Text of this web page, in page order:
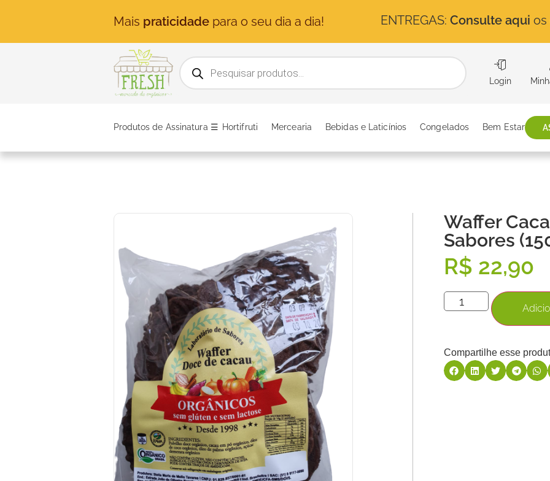
Mais praticidadepara o seu dia a dia! ENTREGAS: Consulte aqui os
Login
Produtos de Assinatura ☰ Hortifruti Mercearia Bebidas e Laticínios Congelados Bem Estar
Waffer
Sabores
R$ 22,90
Compartilhe esse